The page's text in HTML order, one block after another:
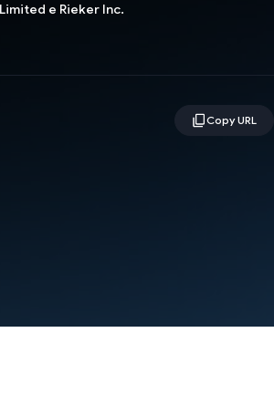
e Rieker Inc.